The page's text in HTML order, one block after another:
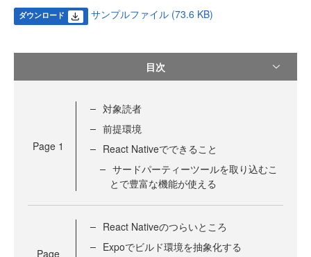
ダウンロード サンプルファイル (73.6 KB)
目次
Page 1
対象読者
前提環境
React Nativeでできること
サードパーティーツールを取り込むこ
とで豊富な機能が使える
Page
React Nativeのつらいところ
Expoでビルド環境を抽象化する